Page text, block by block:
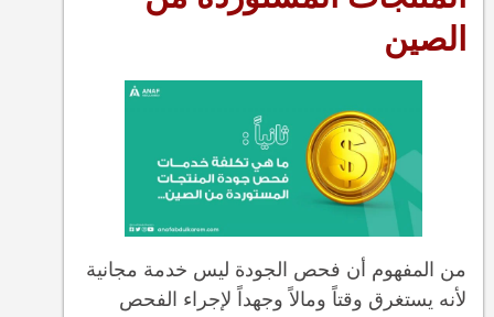
الصين
من المفهوم أن فحص الجودة ليس خدمة مجانية
لأنه يستغرق وقتاً ومالاً وجهداً لإجراء الفحص